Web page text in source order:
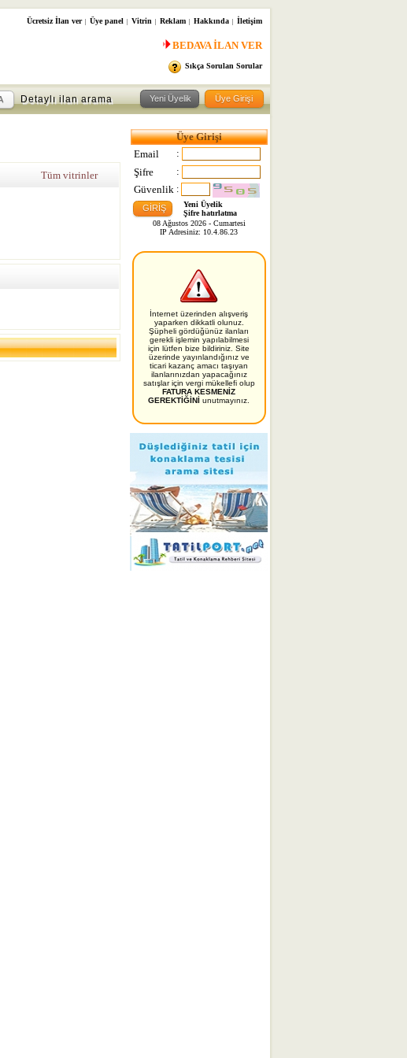
Ücretsiz İlan ver| Üye panel| Vitrin| Reklam| Hakkında| İletişim
BEDAVA İLAN VER
Sıkça Sorulan Sorular
Detaylı ilan arama
Tüm vitrinler
Üye Girişi
Email
:
Şifre
:
Güvenlik :
Yeni Üyelik
Şifre hatırlatma
08 Ağustos 2026 - Cumartesi
IP Adresiniz: 10.4.86.23
İnternet üzerinden alışveriş
yaparken dikkatli olunuz.
Şüpheli gördüğünüz ilanları
gerekli işlemin yapılabilmesi
için lütfen bize bildiriniz. Site
üzerinde yayınlandığınız ve
ticari kazanç amacı taşıyan
ilanlarınızdan yapacağınız
satışlar için vergi mükellefi olup
FATURA KESMENİZ
GEREKTİĞİNİ unutmayınız.